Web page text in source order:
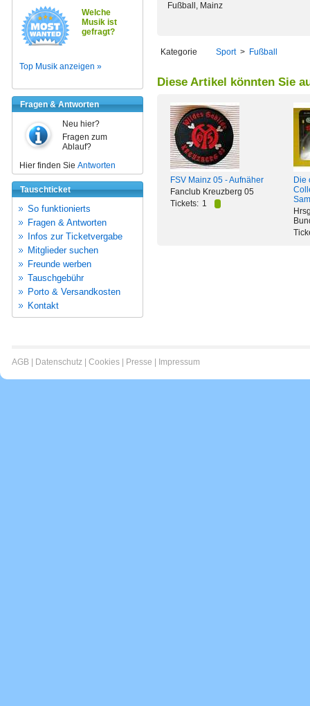
Welche
Musik ist
gefragt?
Top Musik anzeigen »
Fragen & Antworten
Neu hier?
Fragen zum
Ablauf?
Hier finden Sie Antworten
Tauschticket
So funktionierts
Fragen & Antworten
Infos zur Ticketvergabe
Mitglieder suchen
Freunde werben
Tauschgebühr
Porto & Versandkosten
Kontakt
Fußball, Mainz
Kategorie Sport> Fußball
Diese Artikel könnten Sie
FSV Mainz 05 - Aufnäher
Fanclub Kreuzberg 05
Tickets: 1
Die
AGB Datenschutz Cookies Presse Impressum